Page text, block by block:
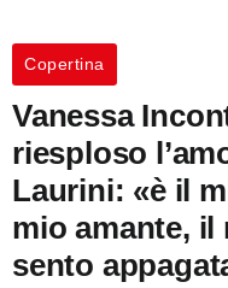
Copertina
Vanessa
riesploso
Laurini: «è il
mio amante,
sento